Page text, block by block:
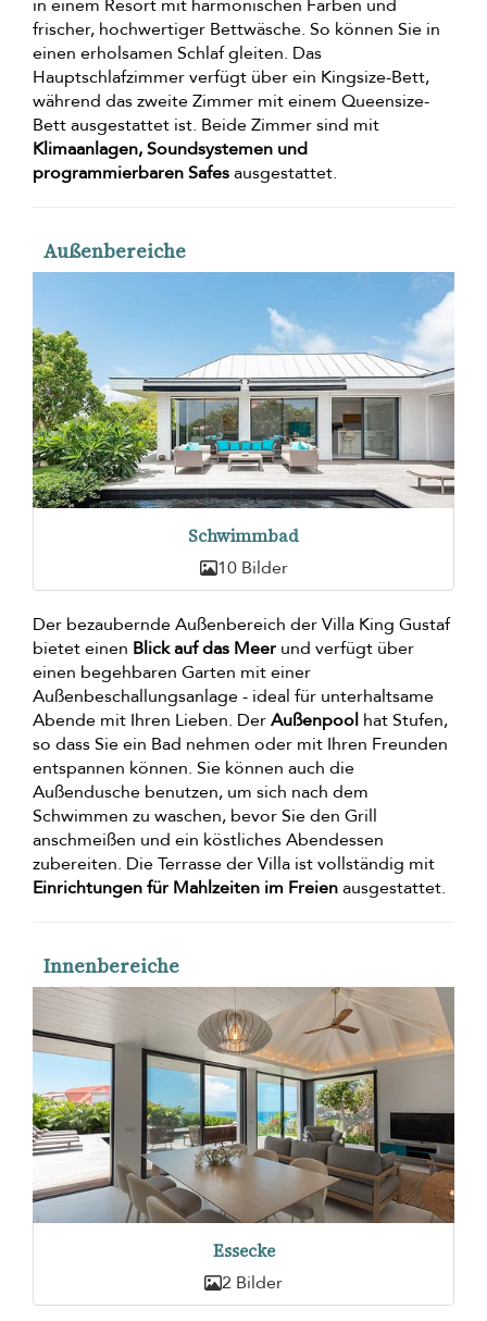
in einem Resort mit harmonischen Farben und
frischer, hochwertiger Bettwäsche. So können Sie in
einen erholsamen Schlaf gleiten. Das
Hauptschlafzimmer verfügt über ein Kingsize-Bett,
während das zweite Zimmer mit einem Queensize-
Bett ausgestattet ist. Beide Zimmer sind mit
Klimaanlagen, Soundsystemen und
programmierbaren Safesausgestattet.
Außenbereiche
Schwimmbad
10 Bilder
Der bezaubernde Außenbereich der Villa King Gustaf
bietet einen Blick auf das Meer und verfügt über
einen begehbaren Garten mit einer
Außenbeschallungsanlage - ideal für unterhaltsame
Abende mit Ihren Lieben. DerAußenpool hat Stufen,
so dass Sie ein Bad nehmen oder mit Ihren Freunden
entspannen können. Sie können auch die
Außendusche benutzen, um sich nach dem
Schwimmen zu waschen, bevor Sie den Grill
anschmeißen und ein köstliches Abendessen
zubereiten. Die Terrasse der Villa ist vollständig mit
Einrichtungen für Mahlzeiten im Freienausgestattet.
Innenbereiche
Essecke
2 Bilder